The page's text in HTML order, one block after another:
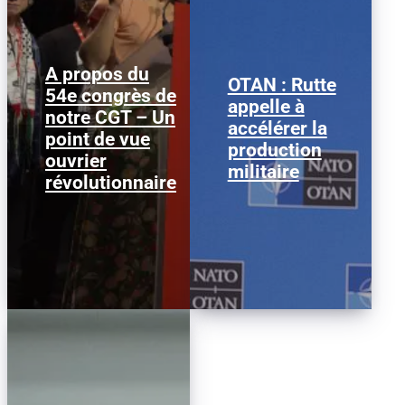
A propos du
54e congrès de
notre CGT – Un
point de vue
ouvrier
révolutionnaire
Nous publions ci-
dessous ce texte afin
d’alimenter le débat au
sein de la CGT, dans la
perspective...
OTAN : Rutte
appelle à
accélérer la
production
militaire
Mark Rutte © Justin
Sullivan/ Getty Images
Le secrétaire général de
l’OTAN, Mark Rutte, a
appelé à...